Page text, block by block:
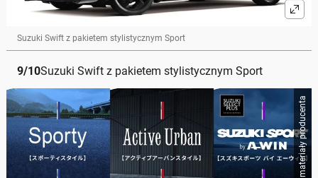
Suzuki Swift z pakietem stylistycznym Sport
9/10Suzuki Swift z pakietem stylistycznym Sport
materiały producenta